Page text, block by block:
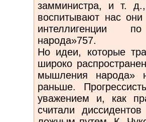
замминистра, и т.
воспитывают нас
интеллигенции
народа»757.
Но идеи, которые
широко
мышления народа»
раньше.
уважением и, как
считали